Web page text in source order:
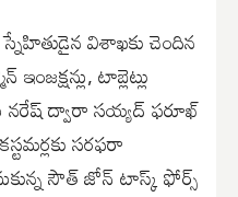
విశాఖకు చెందిన
టాబ్లెట్లు
నరేష్ ద్వారా సయ్యద్ ఫరూఖ్
సరఫరా
సౌత్ జోన్ టాస్క్ ఫోర్స్